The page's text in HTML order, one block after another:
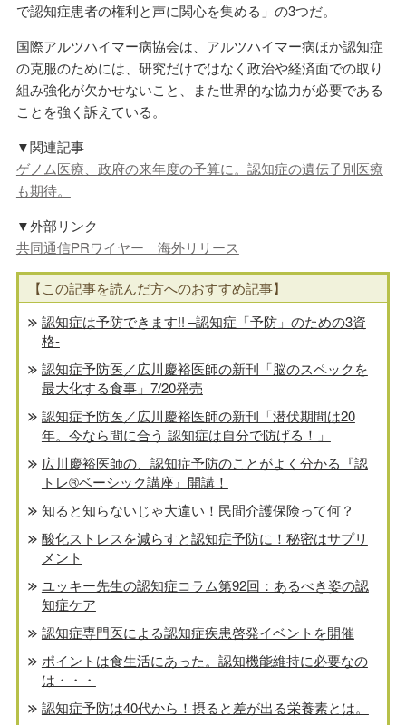
で認知症患者の権利と声に関心を集める」の3つだ。
国際アルツハイマー病協会は、アルツハイマー病ほか認知症
の克服のためには、研究だけではなく政治や経済面での取り
組み強化が欠かせないこと、また世界的な協力が必要である
ことを強く訴えている。
▼関連記事
ゲノム医療、政府の来年度の予算に。認知症の遺伝子別医療
も期待。
▼外部リンク
共同通信PRワイヤー 海外リリース
【この記事を読んだ方へのおすすめ記事】
認知症は予防できます!! –認知症「予防」のための3資
格-
認知症予防医／広川慶裕医師の新刊「脳のスペックを
最大化する食事」7/20発売
認知症予防医／広川慶裕医師の新刊「潜伏期間は20
年。今なら間に合う 認知症は自分で防げる！」
広川慶裕医師の、認知症予防のことがよく分かる『認
トレ®️ベーシック講座』開講！
知ると知らないじゃ大違い！民間介護保険って何？
酸化ストレスを減らすと認知症予防に！秘密はサプリ
メント
ユッキー先生の認知症コラム第92回：あるべき姿の認
知症ケア
認知症専門医による認知症疾患啓発イベントを開催
ポイントは食生活にあった。認知機能維持に必要なの
は・・・
認知症予防は40代から！摂ると差が出る栄養素とは。